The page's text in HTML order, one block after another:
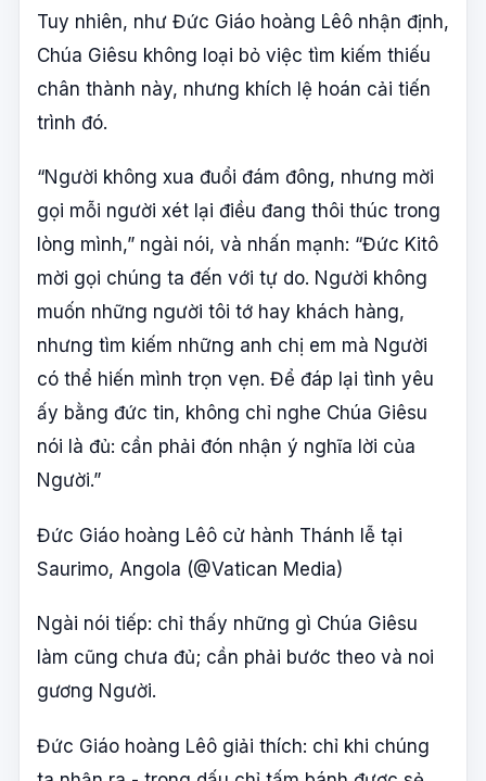
Tuy nhiên, như Đức Giáo hoàng Lêô nhận định,
Chúa Giêsu không loại bỏ việc tìm kiếm thiếu
chân thành này, nhưng khích lệ hoán cải tiến
trình đó.
“Người không xua đuổi đám đông, nhưng mời
gọi mỗi người xét lại điều đang thôi thúc trong
lòng mình,” ngài nói, và nhấn mạnh: “Đức Kitô
mời gọi chúng ta đến với tự do. Người không
muốn những người tôi tớ hay khách hàng,
nhưng tìm kiếm những anh chị em mà Người
có thể hiến mình trọn vẹn. Để đáp lại tình yêu
ấy bằng đức tin, không chỉ nghe Chúa Giêsu
nói là đủ: cần phải đón nhận ý nghĩa lời của
Người.”
Đức Giáo hoàng Lêô cử hành Thánh lễ tại
Saurimo, Angola (@Vatican Media)
Ngài nói tiếp: chỉ thấy những gì Chúa Giêsu
làm cũng chưa đủ; cần phải bước theo và noi
gương Người.
Đức Giáo hoàng Lêô giải thích: chỉ khi chúng